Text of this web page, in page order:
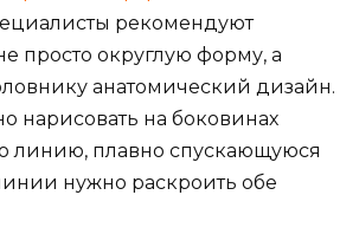
рекомендуют
просто округлую форму, а
анатомический дизайн.
нарисовать на боковинах
линию, плавно спускающуюся
нужно раскроить обе